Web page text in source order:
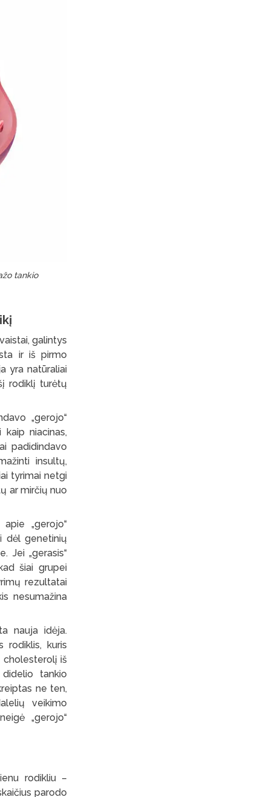
tankio
galintys
ir iš pirmo
yra natūraliai
rodiklį turėtų
„gerojo“
niacinas,
padidindavo
insultų,
tyrimai netgi
ar mirčių nuo
„gerojo“
dėl genetinių
Jei „gerasis“
šiai grupei
rezultatai
nesumažina
nauja idėja.
rodiklis, kuris
cholesterolį iš
tankio
ne ten,
veikimo
„gerojo“
rodikliu –
parodo